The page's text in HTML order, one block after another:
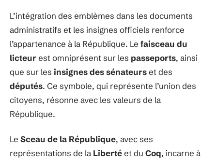
L’intégration des emblèmes dans les documents
administratifs et les insignes officiels renforce
l’appartenance à la République. Le faisceau du
licteurest omniprésent sur les passeports, ainsi
que sur les insignes des sénateurset des
députés. Ce symbole, qui représente l’union des
citoyens, résonne avec les valeurs de la
République.
Le Sceau de la République, avec ses
représentations de la Libertéet du Coq, incarne à